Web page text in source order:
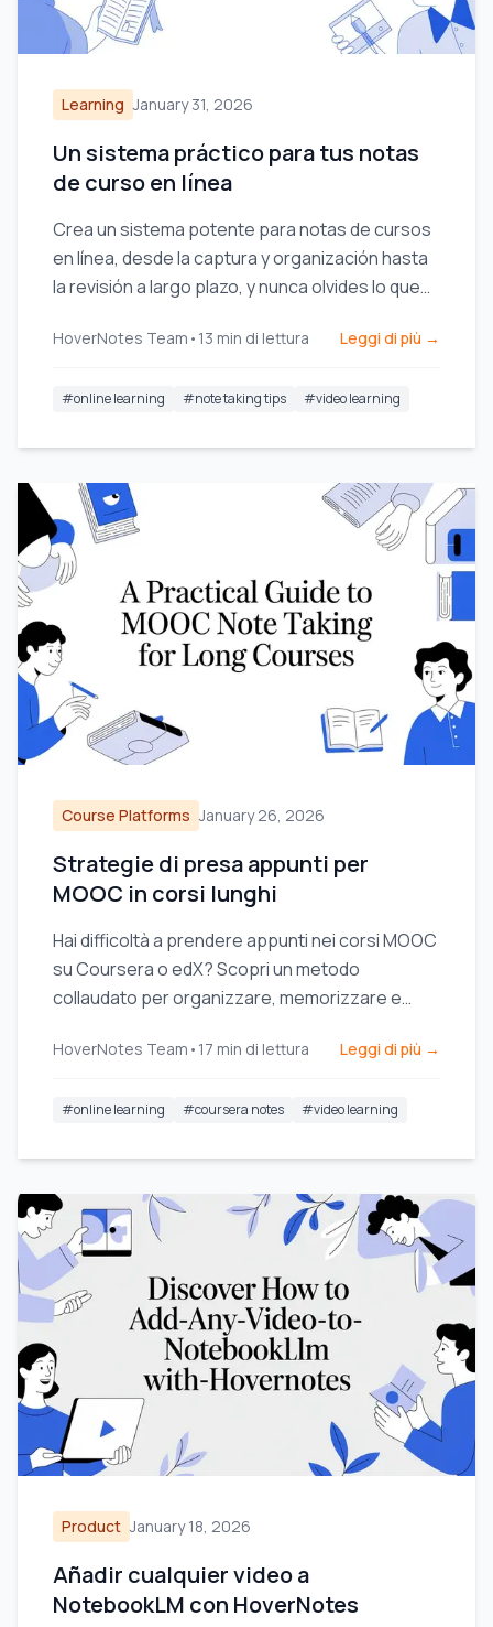
Learning January 31, 2026
Un sistema práctico para tus notas
de curso en línea
Crea un sistema potente para notas de cursos
en línea, desde la captura y organización hasta
la revisión a largo plazo, y nunca olvides lo que
HoverNotes Team • 13 min di lettura Leggi di più →
#online learning #note taking tips #video learning
Course Platforms January 26, 2026
Strategie di presa appunti per
MOOC in corsi lunghi
Hai difficoltà a prendere appunti nei corsi MOOC
su Coursera o edX? Scopri un metodo
collaudato per organizzare, memorizzare e
senza esaurirti.
HoverNotes Team • 17 min di lettura Leggi di più →
#online learning #coursera notes #video learning
Product January 18, 2026
Añadir cualquier video a
NotebookLM con HoverNotes